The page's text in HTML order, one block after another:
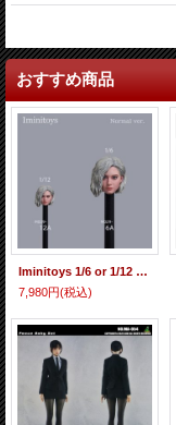
おすすめ商品
Iminitoys 1/6 or 1/12 女性ヘッド グレース Grace 眼球可動 アクションフィギュア用 4種 M029 *予約
7,980円(税込)